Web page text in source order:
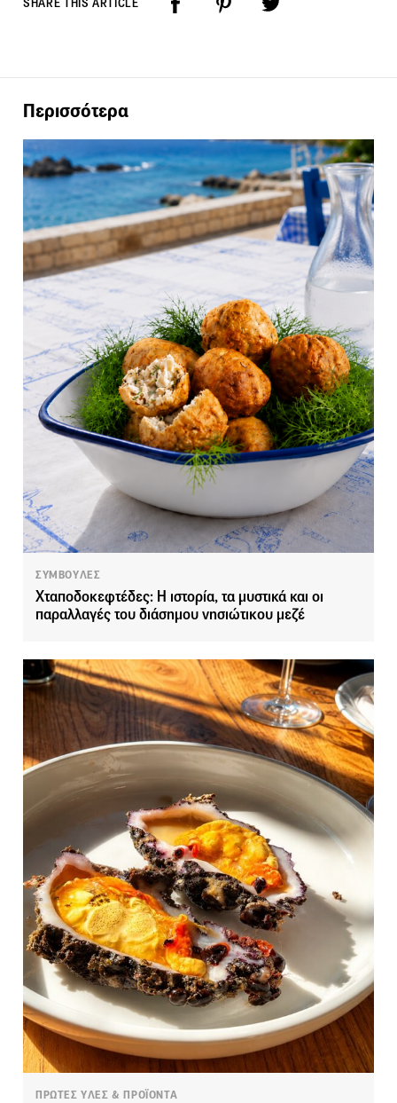
SHARE THIS ARTICLE
Περισσότερα
ΣΥΜΒΟΥΛΕΣ
Χταποδοκεφτέδες: Η ιστορία, τα μυστικά και οι
παραλλαγές του διάσημου νησιώτικου μεζέ
ΠΡΩΤΕΣ ΥΛΕΣ & ΠΡΟΪΟΝΤΑ